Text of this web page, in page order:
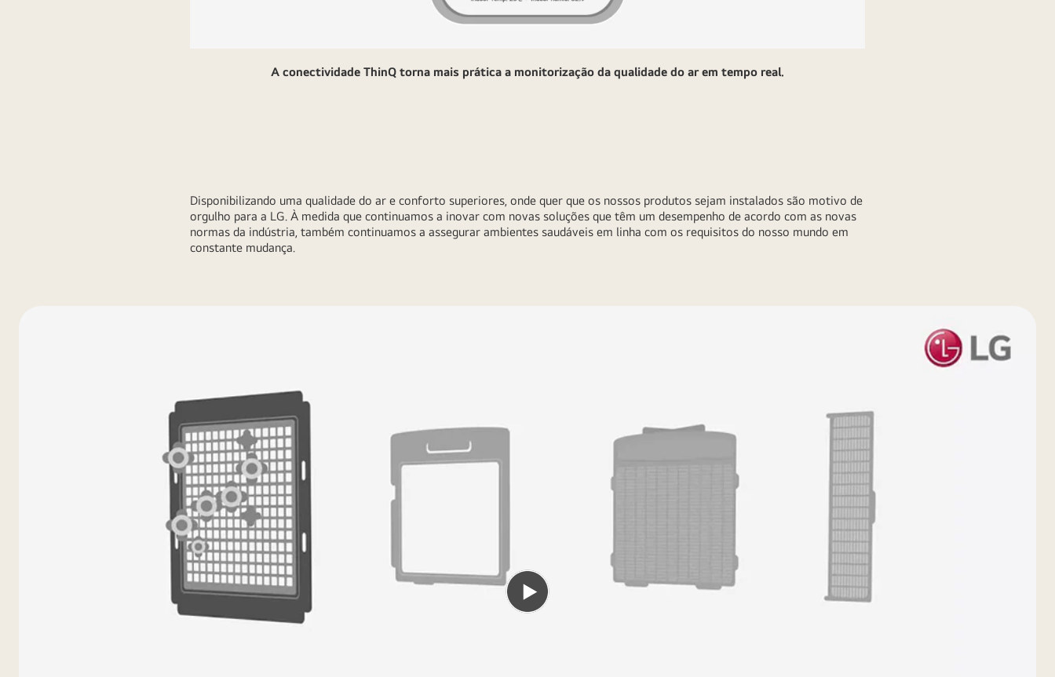
A conectividade ThinQ torna mais prática a monitorização da qualidade do ar em tempo real.
Disponibilizando uma qualidade do ar e conforto superiores, onde quer que os nossos produtos sejam instalados são motivo de
orgulho para a LG. À medida que continuamos a inovar com novas soluções que têm um desempenho de acordo com as novas
normas da indústria, também continuamos a assegurar ambientes saudáveis em linha com os requisitos do nosso mundo em
constante mudança.
Reproduzir